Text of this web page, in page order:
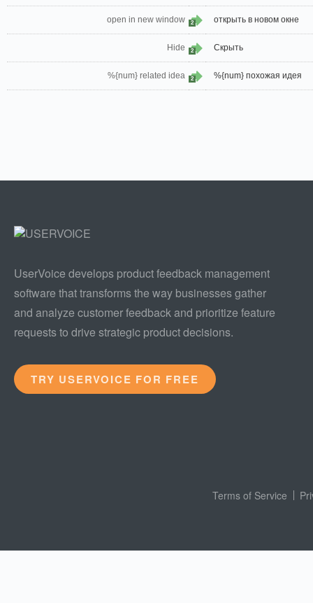
open in new window 2 открыть в новом окне
Hide 2 Скрыть
%{num} related idea 2 %{num} похожая идея
UserVoice develops product feedback management
software that transforms the way businesses gather
and analyze customer feedback and prioritize feature
requests to drive strategic product decisions.
TRY USERVOICE FOR FREE
Terms of Service